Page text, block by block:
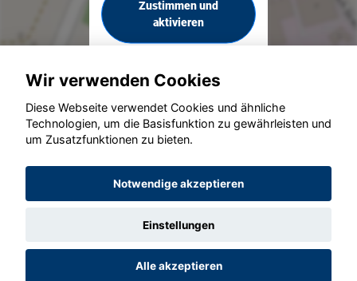
Zustimmen und
aktivieren
© konjunkturmotor.de GmbH 2020 - 2026
Wir verwenden Cookies
Diese Webseite verwendet Cookies und ähnliche
Technologien, um die Basisfunktion zu gewährleisten und
um Zusatzfunktionen zu bieten.
Notwendige akzeptieren
Einstellungen
Alle akzeptieren